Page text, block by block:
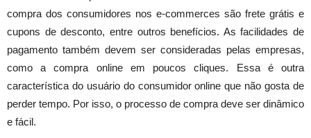
compra dos consumidores nos e-commerces são frete grátis e
cupons de desconto, entre outros benefícios. As facilidades de
pagamento também devem ser consideradas pelas empresas,
como a compra online em poucos cliques. Essa é outra
característica do usuário do consumidor online que não gosta de
perder tempo. Por isso, o processo de compra deve ser dinâmico
e fácil.